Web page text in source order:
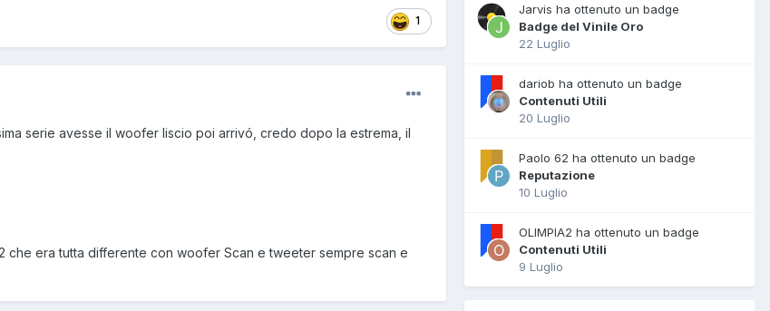
1
serie avesse il woofer liscio poi arrivó, credo dopo la estrema, il
che era tutta differente con woofer Scan e tweeter sempre scan e
Jarvis ha ottenuto un badge
Badge del Vinile Oro
22 Luglio
dariob ha ottenuto un badge
Contenuti Utili
20 Luglio
Paolo 62 ha ottenuto un badge
Reputazione
10 Luglio
OLIMPIA2 ha ottenuto un badge
Contenuti Utili
9 Luglio